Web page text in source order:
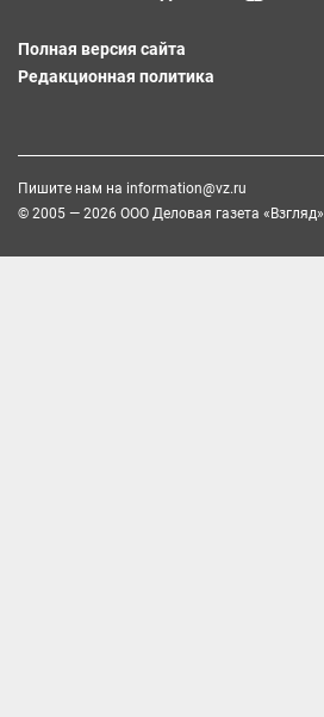
Полная версия сайта
Редакционная политика
Пишите нам на information@vz.ru
© 2005 — 2026 ООО Деловая газета «Взгляд»